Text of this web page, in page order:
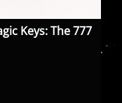
Keys: The 777